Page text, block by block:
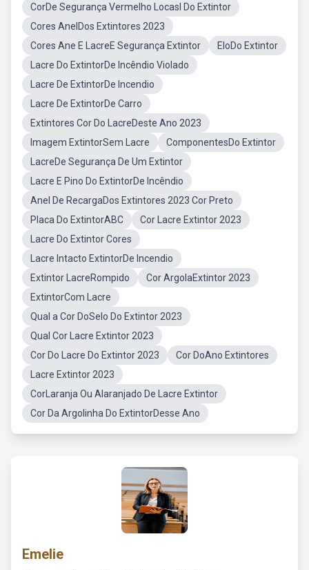
CorDe Segurança Vermelho Locasl Do Extintor
Cores AnelDos Extintores 2023
Cores Ane E LacreE Segurança Extintor
EloDo Extintor
Lacre Do ExtintorDe Incêndio Violado
Lacre De ExtintorDe Incendio
Lacre De ExtintorDe Carro
Extintores Cor Do LacreDeste Ano 2023
Imagem ExtintorSem Lacre
ComponentesDo Extintor
LacreDe Segurança De Um Extintor
Lacre E Pino Do ExtintorDe Incêndio
Anel De RecargaDos Extintores 2023 Cor Preto
Placa Do ExtintorABC
Cor Lacre Extintor 2023
Lacre Do Extintor Cores
Lacre Intacto ExtintorDe Incendio
Extintor LacreRompido
Cor ArgolaExtintor 2023
ExtintorCom Lacre
Qual a Cor DoSelo Do Extintor 2023
Qual Cor Lacre Extintor 2023
Cor Do Lacre Do Extintor 2023
Cor DoAno Extintores
Lacre Extintor 2023
CorLaranja Ou Alaranjado De Lacre Extintor
Cor Da Argolinha Do ExtintorDesse Ano
Emelie